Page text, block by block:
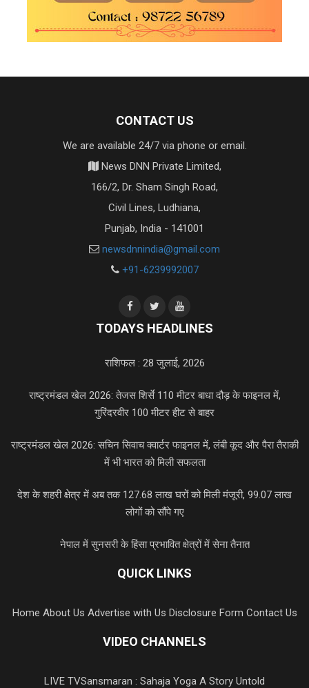
CONTACT US
We are available 24/7 via phone or email.
News DNN Private Limited,
166/2, Dr. Sham Singh Road,
Civil Lines, Ludhiana,
Punjab, India - 141001
newsdnnindia@gmail.com
+91-6239992007
TODAYS HEADLINES
राशिफल : 28 जुलाई, 2026
राष्ट्रमंडल खेल 2026: तेजस शिर्से 110 मीटर बाधा दौड़ के फाइनल में,
गुरिंदरवीर 100 मीटर हीट से बाहर
राष्ट्रमंडल खेल 2026: सचिन सिवाच क्वार्टर फाइनल में, लंबी कूद और पैरा तैराकी
में भी भारत को मिली सफलता
देश के शहरी क्षेत्र में अब तक 127.68 लाख घरों को मिली मंजूरी, 99.07 लाख
लोगों को सौंपे गए
नेपाल में सुनसरी के हिंसा प्रभावित क्षेत्रों में सेना तैनात
QUICK LINKS
Home About Us Advertise with Us Disclosure Form Contact Us
VIDEO CHANNELS
LIVE TVSansmaran : Sahaja Yoga A Story Untold